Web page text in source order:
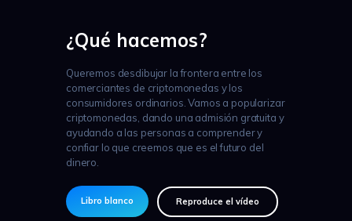
¿Qué hacemos?
Queremos desdibujar la frontera entre los
comerciantes de criptomonedas y los
consumidores ordinarios. Vamos a popularizar
criptomonedas, dando una admisión gratuita y
ayudando a las personas a comprender y
confiar lo que creemos que es el futuro del
dinero.
Libro blanco Reproduce el vídeo